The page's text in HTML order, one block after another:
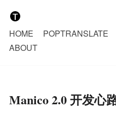
HOME POPTRANSLATE
ABOUT
Manico 2.0 开发心